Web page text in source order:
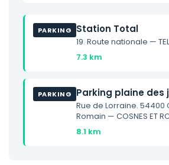
PARKING Station Total
19. Route nationale —
7.3 km
PARKING Parking plaine des
Rue de Lorraine.
Romain — COSNES ET
8.1 km